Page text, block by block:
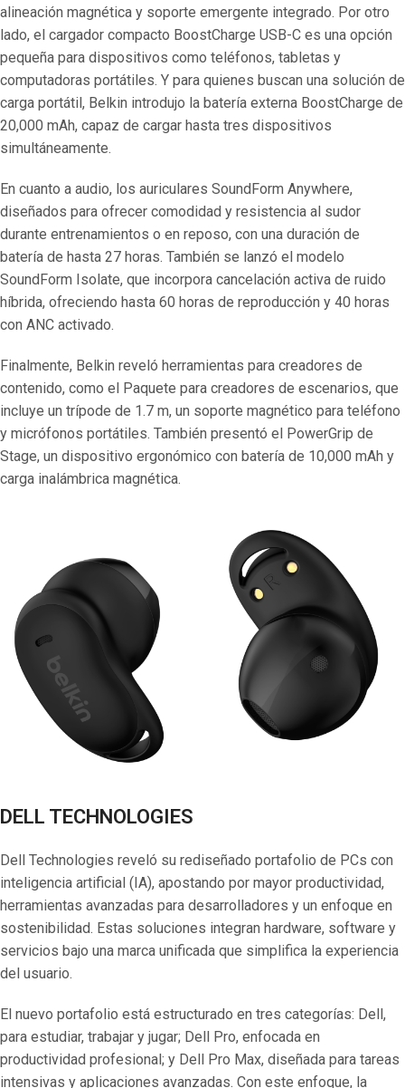
alineación magnética y soporte emergente integrado. Por otro
lado, el cargador compacto BoostCharge USB-C es una opción
pequeña para dispositivos como teléfonos, tabletas y
computadoras portátiles. Y para quienes buscan una solución de
carga portátil, Belkin introdujo la batería externa BoostCharge de
20,000 mAh, capaz de cargar hasta tres dispositivos
simultáneamente.
En cuanto a audio, los auriculares SoundForm Anywhere,
diseñados para ofrecer comodidad y resistencia al sudor
durante entrenamientos o en reposo, con una duración de
batería de hasta 27 horas. También se lanzó el modelo
SoundForm Isolate, que incorpora cancelación activa de ruido
híbrida, ofreciendo hasta 60 horas de reproducción y 40 horas
con ANC activado.
Finalmente, Belkin reveló herramientas para creadores de
contenido, como el Paquete para creadores de escenarios, que
incluye un trípode de 1.7 m, un soporte magnético para teléfono
y micrófonos portátiles. También presentó el PowerGrip de
Stage, un dispositivo ergonómico con batería de 10,000 mAh y
carga inalámbrica magnética.
DELL TECHNOLOGIES
Dell Technologies reveló su rediseñado portafolio de PCs con
inteligencia artificial (IA), apostando por mayor productividad,
herramientas avanzadas para desarrolladores y un enfoque en
sostenibilidad. Estas soluciones integran hardware, software y
servicios bajo una marca unificada que simplifica la experiencia
del usuario.
El nuevo portafolio está estructurado en tres categorías: Dell,
para estudiar, trabajar y jugar; Dell Pro, enfocada en
productividad profesional; y Dell Pro Max, diseñada para tareas
intensivas y aplicaciones avanzadas. Con este enfoque, la